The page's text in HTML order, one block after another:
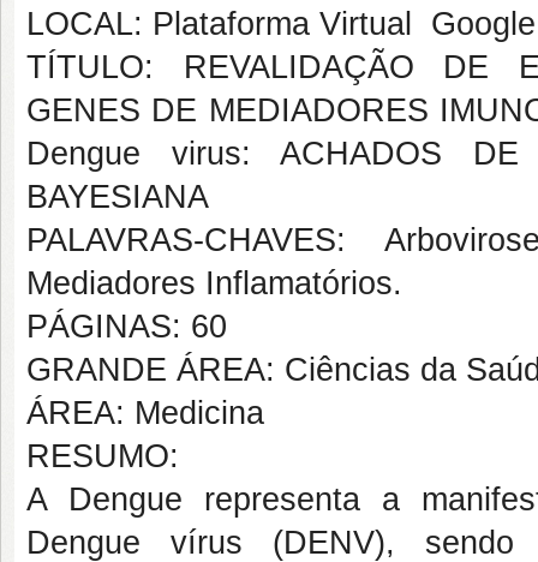
LOCAL: Plataforma Virtual 
TÍTULO: REVALIDAÇÃO DE
GENES DE MEDIADORES
Dengue virus: ACHADOS DE
BAYESIANA
PALAVRAS-CHAVES:
Mediadores Inflamatórios.
PÁGINAS: 60
GRANDE ÁREA: Ciências da
ÁREA: Medicina
RESUMO:
A Dengue representa a
Dengue vírus (DENV),